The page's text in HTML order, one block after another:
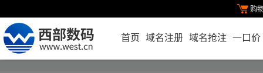
购
首页 域名注册 域名抢注 一口价